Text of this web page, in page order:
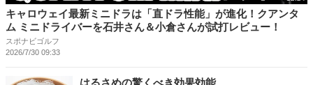
キャロウェイ最新ミニドラは「直ドラ性能」が進化！クアンタ
ム ミニドライバーを石井さん＆小倉さんが試打レビュー！
スポナビゴルフ
2026/7/30 09:33